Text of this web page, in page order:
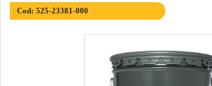
Cod: 525-23381-000